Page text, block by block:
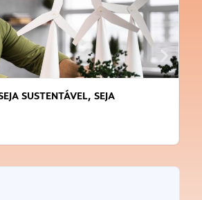
APRENDA A GERENCIAR O SEU TEMPO